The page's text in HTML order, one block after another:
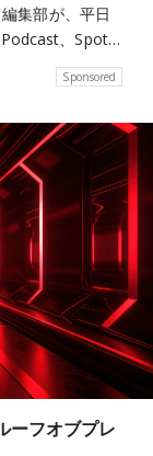
集部が、平日
、Spot…
Sponsored
ーフオブプレ